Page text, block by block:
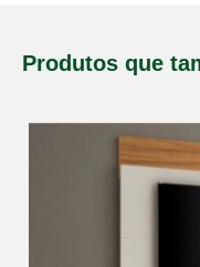
Produtos que